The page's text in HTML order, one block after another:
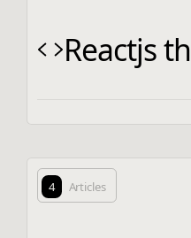
Reactjs th
4 Articles